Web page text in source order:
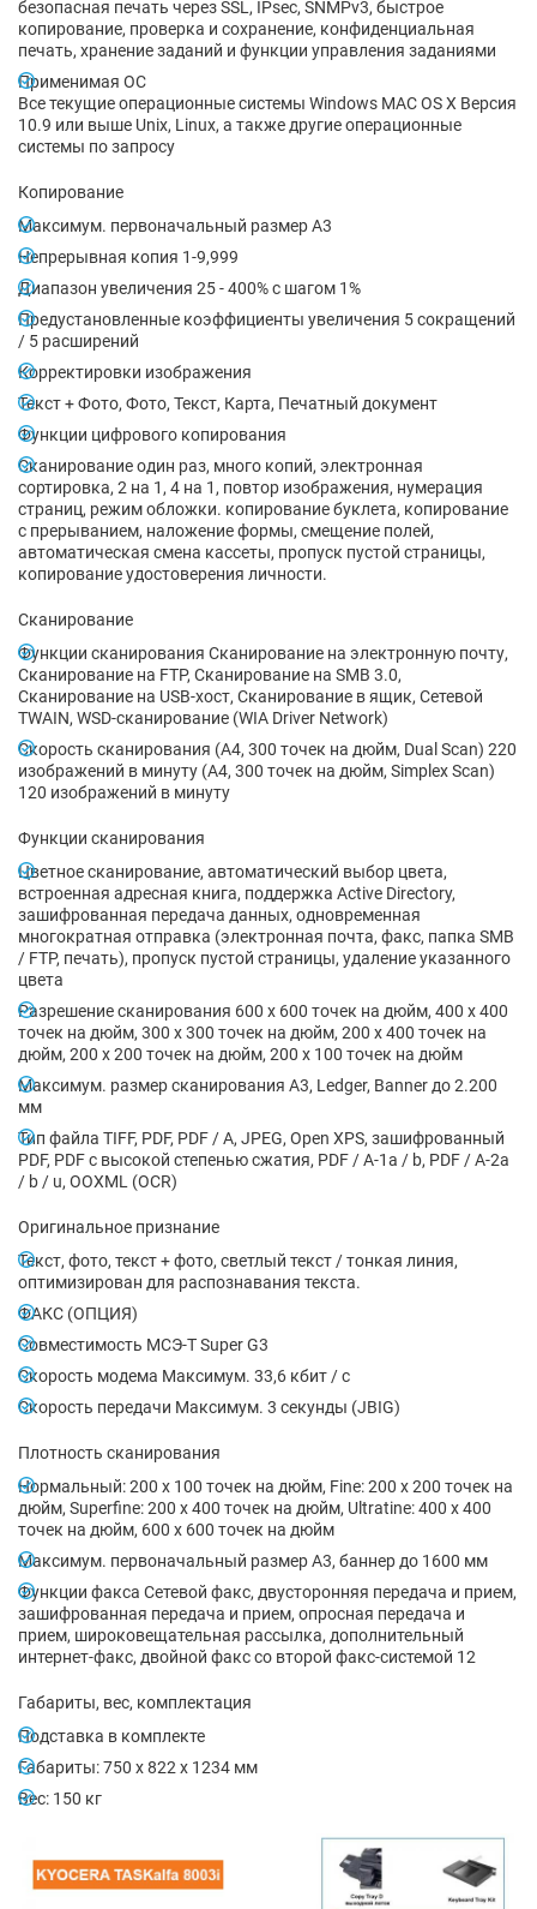
безопасная печать через SSL, IPsec, SNMPv3, быстрое
копирование, проверка и сохранение, конфиденциальная
печать, хранение заданий и функции управления заданиями
Применимая ОС
Все текущие операционные системы Windows MAC OS X Версия
10.9 или выше Unix, Linux, а также другие операционные
системы по запросу
Копирование
Максимум. первоначальный размер A3
Непрерывная копия 1-9,999
Диапазон увеличения 25 - 400% с шагом 1%
Предустановленные коэффициенты увеличения 5 сокращений
/ 5 расширений
Корректировки изображения
Текст + Фото, Фото, Текст, Карта, Печатный документ
Функции цифрового копирования
Сканирование один раз, много копий, электронная
сортировка, 2 на 1, 4 на 1, повтор изображения, нумерация
страниц, режим обложки. копирование буклета, копирование
с прерыванием, наложение формы, смещение полей,
автоматическая смена кассеты, пропуск пустой страницы,
копирование удостоверения личности.
Сканирование
Функции сканирования Сканирование на электронную почту,
Сканирование на FTP, Сканирование на SMB 3.0,
Сканирование на USB-хост, Сканирование в ящик, Сетевой
TWAIN, WSD-сканирование (WIA Driver Network)
Скорость сканирования (A4, 300 точек на дюйм, Dual Scan) 220
изображений в минуту (A4, 300 точек на дюйм, Simplex Scan)
120 изображений в минуту
Функции сканирования
Цветное сканирование, автоматический выбор цвета,
встроенная адресная книга, поддержка Active Directory,
зашифрованная передача данных, одновременная
многократная отправка (электронная почта, факс, папка SMB
/ FTP, печать), пропуск пустой страницы, удаление указанного
цвета
Разрешение сканирования 600 x 600 точек на дюйм, 400 x 400
точек на дюйм, 300 x 300 точек на дюйм, 200 x 400 точек на
дюйм, 200 x 200 точек на дюйм, 200 x 100 точек на дюйм
Максимум. размер сканирования A3, Ledger, Banner до 2.200
мм
Тип файла TIFF, PDF, PDF / A, JPEG, Open XPS, зашифрованный
PDF, PDF с высокой степенью сжатия, PDF / A-1a / b, PDF / A-2a
/ b / u, OOXML (OCR)
Оригинальное признание
Текст, фото, текст + фото, светлый текст / тонкая линия,
оптимизирован для распознавания текста.
ФАКС (ОПЦИЯ)
Совместимость МСЭ-T Super G3
Скорость модема Максимум. 33,6 кбит / с
Скорость передачи Максимум. 3 секунды (JBIG)
Плотность сканирования
Нормальный: 200 x 100 точек на дюйм, Fine: 200 x 200 точек на
дюйм, Superfine: 200 x 400 точек на дюйм, Ultratine: 400 x 400
точек на дюйм, 600 x 600 точек на дюйм
Максимум. первоначальный размер А3, баннер до 1600 мм
Функции факса Сетевой факс, двусторонняя передача и прием,
зашифрованная передача и прием, опросная передача и
прием, широковещательная рассылка, дополнительный
интернет-факс, двойной факс со второй факс-системой 12
Габариты, вес, комплектация
Подставка в комплекте
Габариты: 750 x 822 x 1234 мм
Вес: 150 кг